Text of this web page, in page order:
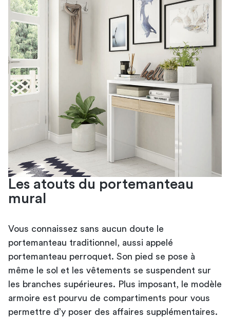
Les atouts du portemanteau
mural
Vous connaissez sans aucun doute le
portemanteau traditionnel, aussi appelé
portemanteau perroquet. Son pied se pose à
même le sol et les vêtements se suspendent sur
les branches supérieures. Plus imposant, le modèle
armoire est pourvu de compartiments pour vous
permettre d’y poser des affaires supplémentaires.